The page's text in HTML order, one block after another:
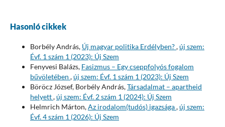
Hasonló cikkek
Borbély András, Új magyar politika Erdélyben?,új szem:
Évf. 1 szám 1 (2023): Új Szem
Fenyvesi Balázs, Fasizmus – Egy cseppfolyós fogalom
bűvöletében ,új szem: Évf. 1 szám 1 (2023): Új Szem
Böröcz József, Borbély András,Társadalmat – apartheid
helyett,új szem: Évf. 2 szám 1 (2024): Új Szem
Helmrich Márton,Az irodalom(tudós) igazsága,új szem:
Évf. 4 szám 1 (2026): Új Szem